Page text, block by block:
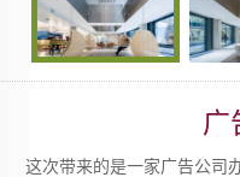
广
这次带来的是一家广告公司